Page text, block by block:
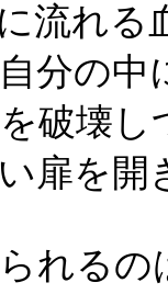
流れる
分の中
破壊し
扉を開
れるの